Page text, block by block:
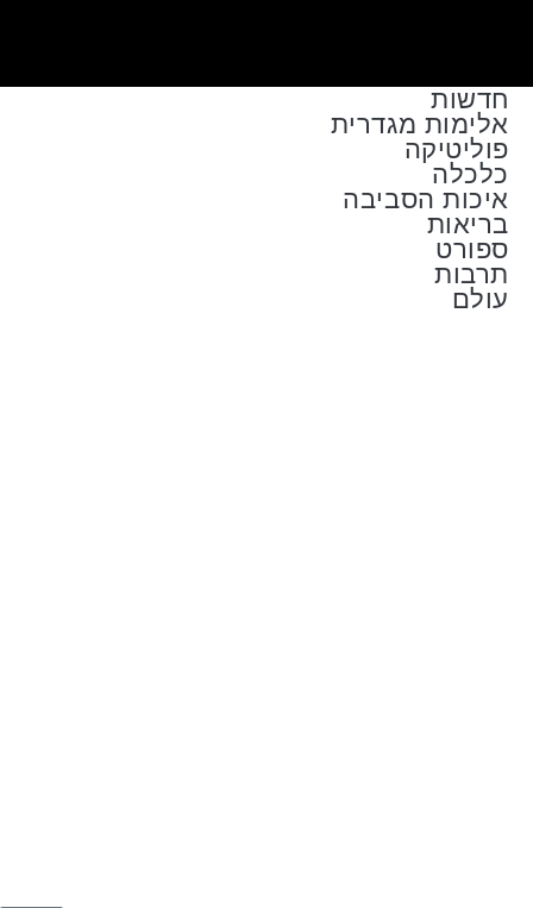
חדשות
אלימות מגדרית
פוליטיקה
כלכלה
איכות הסביבה
בריאות
ספורט
תרבות
עולם